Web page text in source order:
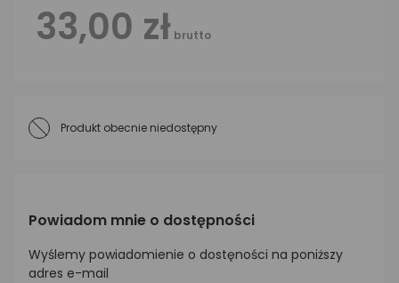
33,00 zł brutto
Produkt obecnie niedostępny
Powiadom mnie o dostępności
Wyślemy powiadomienie o dostęności na poniższy
adres e-mail